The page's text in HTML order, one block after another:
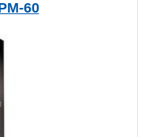
60